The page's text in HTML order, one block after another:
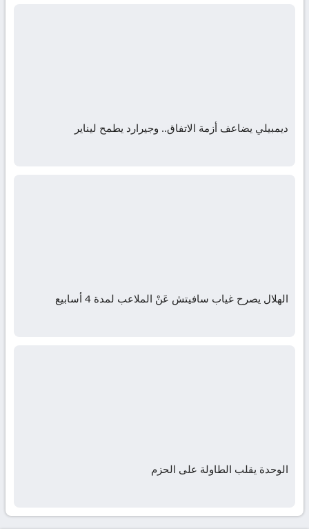
ديمبيلي يضاعف أزمة الاتفاق.. وجيرارد يطمح ليناير
الهلال يصرح غياب سافيتش عَنْ الملاعب لمدة 4 أسابيع
الوحدة يقلب الطاولة على الحزم